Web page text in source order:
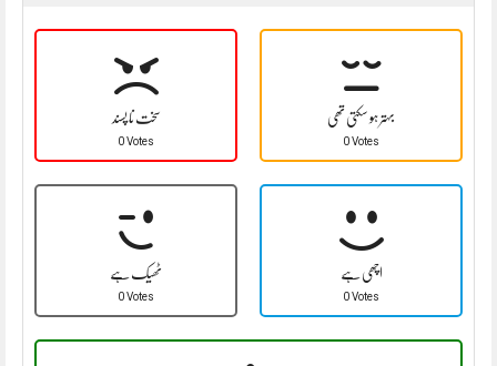
سخت نا پسند
0 Votes
بہتر ہو سکتی تھی
0 Votes
ٹھیک ہے
0 Votes
اچھی ہے
0 Votes